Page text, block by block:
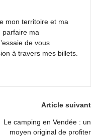
mon territoire et ma
parfaire ma
de vous
à travers mes billets.
Article suivant
Le camping en Vendée : un
moyen original de profiter